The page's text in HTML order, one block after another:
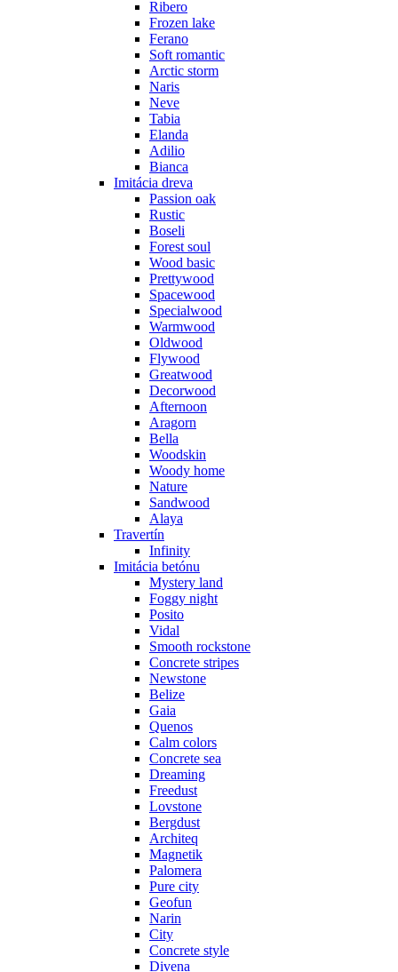
Ribero
Frozen lake
Ferano
Soft romantic
Arctic storm
Naris
Neve
Tabia
Elanda
Adilio
Bianca
Imitácia dreva
Passion oak
Rustic
Boseli
Forest soul
Wood basic
Prettywood
Spacewood
Specialwood
Warmwood
Oldwood
Flywood
Greatwood
Decorwood
Afternoon
Aragorn
Bella
Woodskin
Woody home
Nature
Sandwood
Alaya
Travertín
Infinity
Imitácia betónu
Mystery land
Foggy night
Posito
Vidal
Smooth rockstone
Concrete stripes
Newstone
Belize
Gaia
Quenos
Calm colors
Concrete sea
Dreaming
Freedust
Lovstone
Bergdust
Architeq
Magnetik
Palomera
Pure city
Geofun
Narin
City
Concrete style
Divena